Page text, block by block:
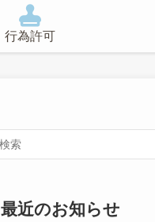
行為許可
最近のお知らせ